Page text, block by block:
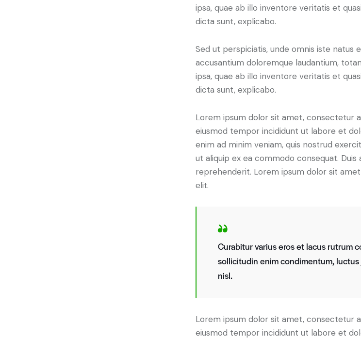
ipsa, quae ab illo inventore veritatis et
dicta sunt, explicabo.
Sed ut perspiciatis, unde omnis iste natus
accusantium doloremque laudantium,
ipsa, quae ab illo inventore veritatis et
dicta sunt, explicabo.
Lorem ipsum dolor sit amet, consectetur
eiusmod tempor incididunt ut labore et
enim ad minim veniam, quis nostrud
ut aliquip ex ea commodo consequat. Duis
reprehenderit. Lorem ipsum dolor sit
elit.
Curabitur varius eros et lacus rutrum
sollicitudin enim condimentum,
nisl.
Lorem ipsum dolor sit amet, consectetur
eiusmod tempor incididunt ut labore et